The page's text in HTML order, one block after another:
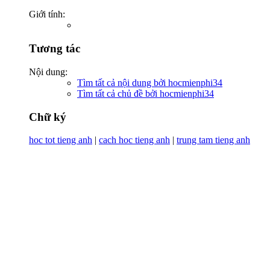
Giới tính:
Tương tác
Nội dung:
Tìm tất cả nội dung bởi hocmienphi34
Tìm tất cả chủ đề bởi hocmienphi34
Chữ ký
hoc tot tieng anh | cach hoc tieng anh | trung tam tieng anh